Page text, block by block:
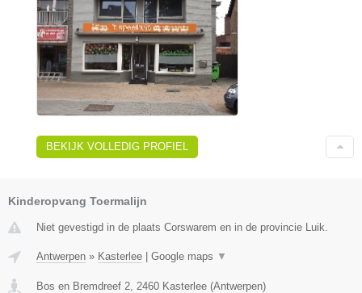
BEKIJK VOLLEDIG PROFIEL
Kinderopvang Toermalijn
Niet gevestigd in de plaats Corswarem en in de provincie Luik.
Antwerpen » Kasterlee Google maps ▼
Bos en Bremdreef 2 2460 Kasterlee (Antwerpen)